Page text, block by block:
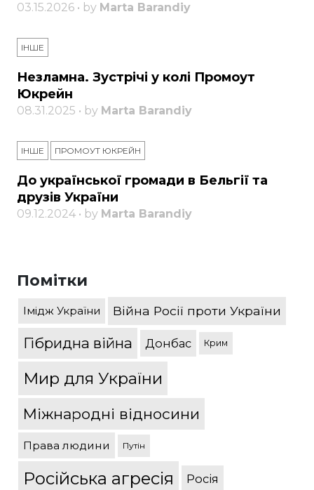
03.15.2026 • by Marta Barandiy
ІНШЕ
Незламна. Зустрічі у колі Промоут
Юкрейн
08.31.2025 • by Marta Barandiy
ІНШЕ ПРОМОУТ ЮКРЕЙН
До української громади в Бельгії та
друзів України
09.12.2024 • by Marta Barandiy
Помітки
Імідж України Війна Росії проти України
Гібридна війна Донбас Крим
Мир для України
Міжнародні відносини
Права людини Путін
Російська агресія Росія